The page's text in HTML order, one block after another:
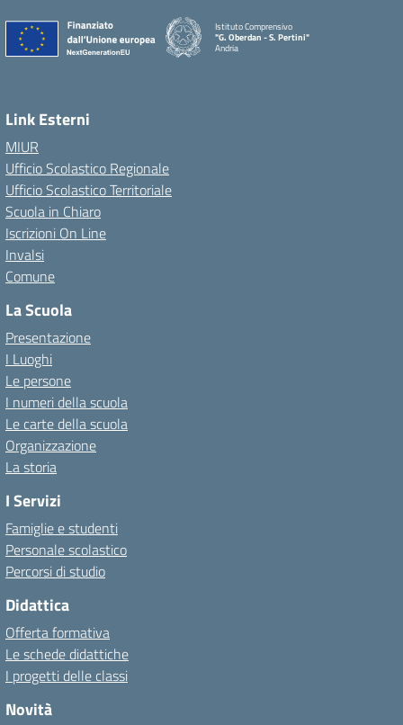
Istituto Comprensivo
"G. Oberdan - S. Pertini"
Andria
Link Esterni
MIUR
Ufficio Scolastico Regionale
Ufficio Scolastico Territoriale
Scuola in Chiaro
Iscrizioni On Line
Invalsi
Comune
La Scuola
Presentazione
I Luoghi
Le persone
I numeri della scuola
Le carte della scuola
Organizzazione
La storia
I Servizi
Famiglie e studenti
Personale scolastico
Percorsi di studio
Didattica
Offerta formativa
Le schede didattiche
I progetti delle classi
Novità